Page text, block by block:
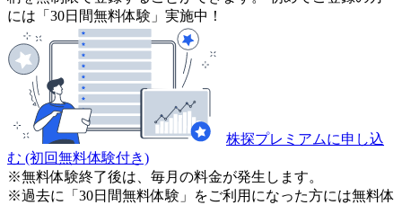
には「30日間無料体験」実施中！
株探プレミアムに申し込
む (初回無料体験付き)
※無料体験終了後は、毎月の料金が発生します。
※過去に「30日間無料体験」をご利用になった方には無料体